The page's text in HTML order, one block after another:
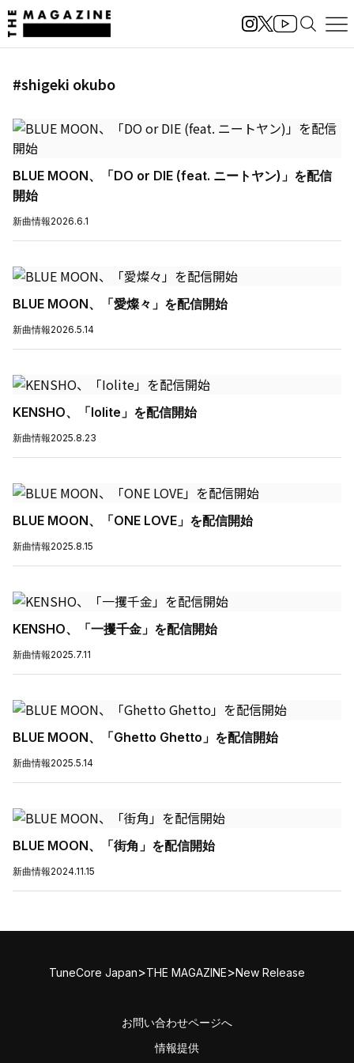
#shigeki okubo
BLUE MOON、「DO or DIE (feat. ニートヤン)」を配信
開始
新曲情報2026.6.1
BLUE MOON、「愛燦々」を配信開始
新曲情報2026.5.14
KENSHO、「Iolite」を配信開始
新曲情報2025.8.23
BLUE MOON、「ONE LOVE」を配信開始
新曲情報2025.8.15
KENSHO、「一攫千金」を配信開始
新曲情報2025.7.11
BLUE MOON、「Ghetto Ghetto」を配信開始
新曲情報2025.5.14
BLUE MOON、「街角」を配信開始
新曲情報2024.11.15
TuneCore Japan>THE MAGAZINE>New Release
お問い合わせページへ
情報提供